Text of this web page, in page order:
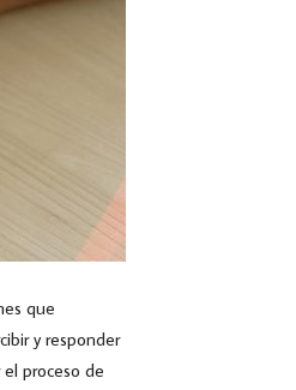
que
y responder
proceso de